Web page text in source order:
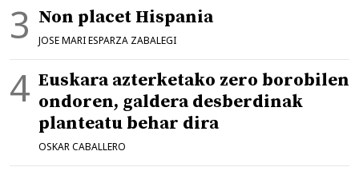
Non placet Hispania
JOSE MARI ESPARZA ZABALEGI
Euskara azterketako zero borobilen
ondoren, galdera desberdinak
planteatu behar dira
OSKAR CABALLERO